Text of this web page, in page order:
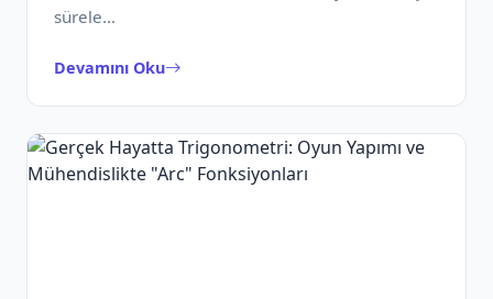
sürele…
Devamını Oku